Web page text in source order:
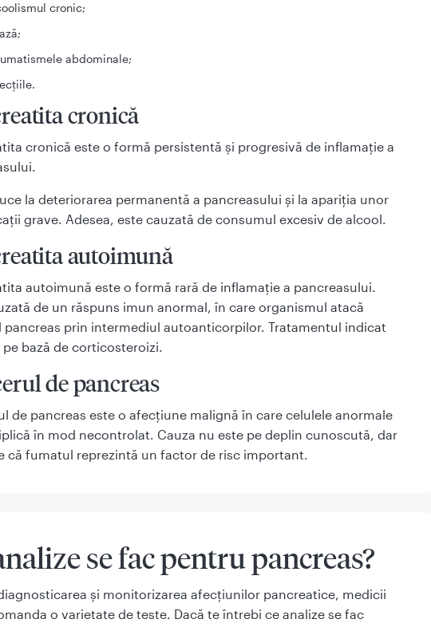
cronic;
abdominale;
cronică
cronică este o formă persistentă și progresivă de inflamație a
la deteriorarea permanentă a pancreasului și la apariția unor
grave. Adesea, este cauzată de consumul excesiv de alcool.
autoimună
autoimună este o formă rară de inflamație a pancreasului.
de un răspuns imun anormal, în care organismul atacă
pancreas prin intermediul autoanticorpilor. Tratamentul indicat
pe bază de corticosteroizi.
de pancreas
de pancreas este o afecțiune malignă în care celulele anormale
în mod necontrolat. Cauza nu este pe deplin cunoscută, dar
că fumatul reprezintă un factor de risc important.
se fac pentru pancreas?
și monitorizarea afecțiunilor pancreatice, medicii
o varietate de teste. Dacă te întrebi ce analize se fac